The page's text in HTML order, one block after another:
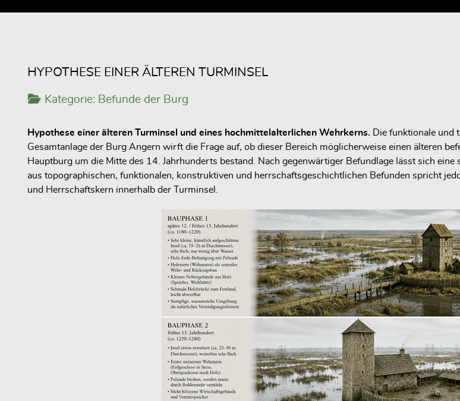
HYPOTHESE EINER ÄLTEREN TURMINSEL
Kategorie: Befunde der Burg
Hypothese einer älteren Turminsel und eines hochmittelalterlichen Wehrkerns. Die funktionale und
Gesamtanlage der Burg Angern wirft die Frage auf, ob dieser Bereich möglicherweise einen älteren
Hauptburg um die Mitte des 14. Jahrhunderts bestand. Nach gegenwärtiger Befundlage lässt sich
aus topographischen, funktionalen, konstruktiven und herrschaftsgeschichtlichen Befunden spricht
und Herrschaftskern innerhalb der Turminsel.